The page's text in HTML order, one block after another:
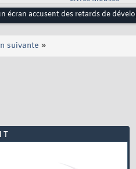
écran accusent des retards de
suivante »